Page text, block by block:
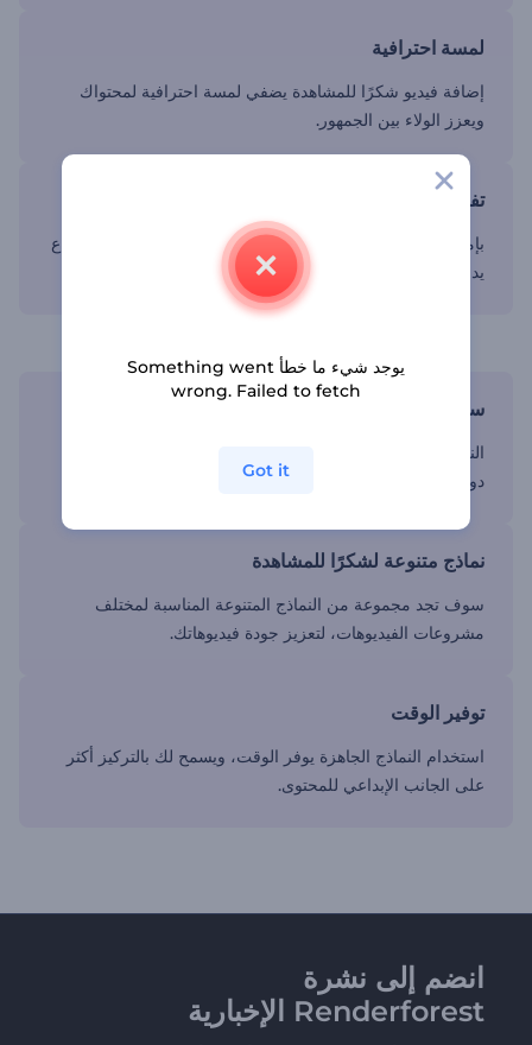
لمسة احترافية
إضافة فيديو شكرًا للمشاهدة يضفي لمسة احترافية لمحتواك
ويعزز الولاء بين الجمهور.
تفاعل المشاهدين
بإمكان النهاية جيدة التصميم زيادة تفاعل المشاهدين وترك انطباع
يدوم لديهم.
خذ مشروعات فيديوهاتك للمستوى التالي
سهولة التخصيص
النماذج سهلة التخصيص، تسمح لك بإضافة لمساتك الشخصية
دون الكثير من مهارات التحرير.
نماذج متنوعة لشكرًا للمشاهدة
سوف تجد مجموعة من النماذج المتنوعة المناسبة لمختلف
مشروعات الفيديوهات، لتعزيز جودة فيديوهاتك.
توفير الوقت
استخدام النماذج الجاهزة يوفر الوقت، ويسمح لك بالتركيز أكثر
على الجانب الإبداعي للمحتوى.
انضم إلى نشرة
Renderforest الإخبارية
يوجد شيء ما خطأ Something went
wrong. Failed to fetch
Got it